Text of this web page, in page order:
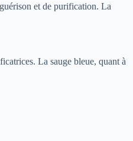
et de purification. La
La sauge bleue, quant à